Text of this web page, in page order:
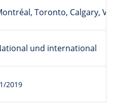
2019
Toronto, Calgary,
und international